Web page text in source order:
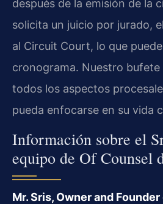
después de la emisión de la
solicita un juicio por jurado,
al Circuit Court, lo que
cronograma. Nuestro bufete
todos los aspectos
pueda enfocarse en su vida
Información sobre el
equipo de Of Counsel
Mr. Sris, Owner and